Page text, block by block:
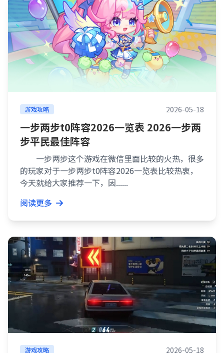
游戏攻略 2026-05-18
一步两步t0阵容2026一览表 2026一步两
步平民最佳阵容
一步两步这个游戏在微信里面比较的火热，很多
的玩家对于一步两步t0阵容2026一览表比较热衷，
今天就给大家推荐一下，因......
阅读更多
游戏攻略 2026-05-18